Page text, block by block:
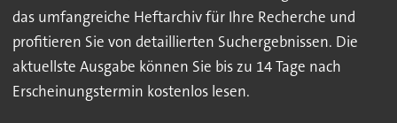
das umfangreiche Heftarchiv für Ihre Recherche und
profitieren Sie von detaillierten Suchergebnissen. Die
aktuellste Ausgabe können Sie bis zu 14 Tage nach
Erscheinungstermin kostenlos lesen.